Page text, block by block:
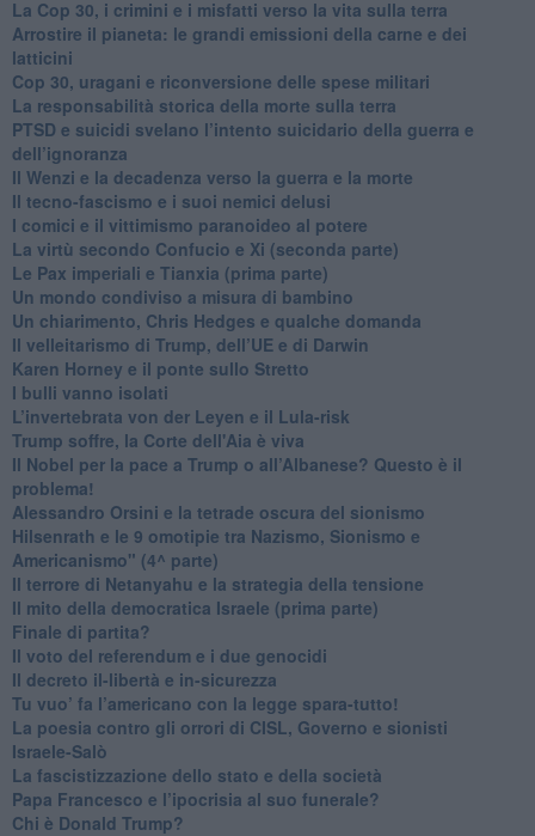
La Cop 30, i crimini e i misfatti verso la vita sulla terra
Arrostire il pianeta: le grandi emissioni della carne e dei
latticini
​Cop 30, uragani e riconversione delle spese militari
La responsabilità storica della morte sulla terra
PTSD e suicidi svelano l’intento suicidario della guerra e
dell’ignoranza
Il Wenzi e la decadenza verso la guerra e la morte
​Il tecno-fascismo e i suoi nemici delusi
​I comici e il vittimismo paranoideo al potere
​La virtù secondo Confucio e Xi (seconda parte)
Le Pax imperiali e Tianxia (prima parte)
Un mondo condiviso a misura di bambino
​Un chiarimento, Chris Hedges e qualche domanda
Il velleitarismo di Trump, dell’UE e di Darwin
​Karen Horney e il ponte sullo Stretto
​I bulli vanno isolati
L’invertebrata von der Leyen e il Lula-risk
Trump soffre, la Corte dell'Aia è viva
​Il Nobel per la pace a Trump o all’Albanese? Questo è il
problema!
​Alessandro Orsini e la tetrade oscura del sionismo
​Hilsenrath e le 9 omotipie tra Nazismo, Sionismo e
Americanismo" (4^ parte)
​Il terrore di Netanyahu e la strategia della tensione
Il mito della democratica Israele (prima parte)
​Finale di partita?
​Il voto del referendum e i due genocidi
Il decreto il-libertà e in-sicurezza
Tu vuo’ fa l’americano con la legge spara-tutto!
La poesia contro gli orrori di CISL, Governo e sionisti
Israele-Salò
​La fascistizzazione dello stato e della società
Papa Francesco e l’ipocrisia al suo funerale?
​Chi è Donald Trump?